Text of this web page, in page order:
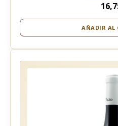
AÑADIR AL